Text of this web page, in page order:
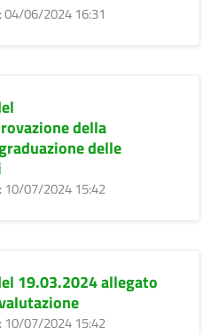
04/06/2024 16:31
della
delle
10/07/2024 15:42
19.03.2024 allegato
10/07/2024 15:42